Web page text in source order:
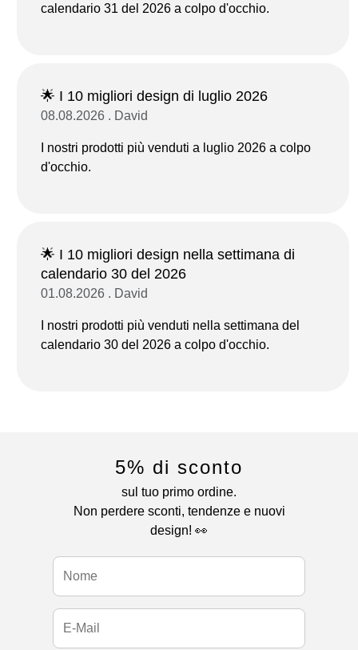
calendario 31 del 2026 a colpo d'occhio.
🌟 I 10 migliori design di luglio 2026
08.08.2026 . David
I nostri prodotti più venduti a luglio 2026 a colpo
d'occhio.
🌟 I 10 migliori design nella settimana di
calendario 30 del 2026
01.08.2026 . David
I nostri prodotti più venduti nella settimana del
calendario 30 del 2026 a colpo d'occhio.
5% di sconto
sul tuo primo ordine.
Non perdere sconti, tendenze e nuovi
design! 👀